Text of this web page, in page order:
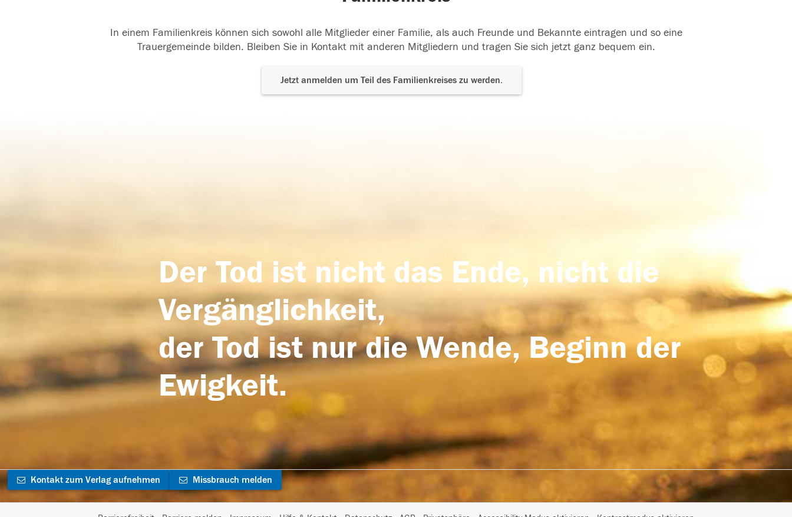
In einem Familienkreis können sich sowohl alle Mitglieder einer Familie, als auch Freunde und Bekannte eintragen und so eine
Trauergemeinde bilden. Bleiben Sie in Kontakt mit anderen Mitgliedern und tragen Sie sich jetzt ganz bequem ein.
Jetzt anmelden um Teil des Familienkreises zu werden.
Der Tod ist nicht das Ende, nicht die
Vergänglichkeit,
der Tod ist nur die Wende, Beginn der
Ewigkeit.
Kontakt zum Verlag aufnehmen Missbrauch melden